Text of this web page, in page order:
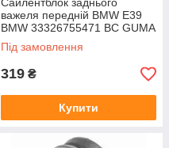
важеля передній BMW E39
BMW 33326755471 BC GUMA
Польща
Під замовлення
319 ₴
Купити